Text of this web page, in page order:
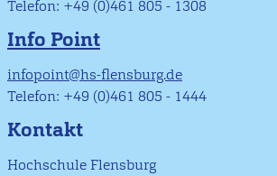
Telefon: +49 (0)461 805 - 1308
Info Point
infopoint@hs-flensburg.de
Telefon: +49 (0)461 805 - 1444
Kontakt
Hochschule Flensburg